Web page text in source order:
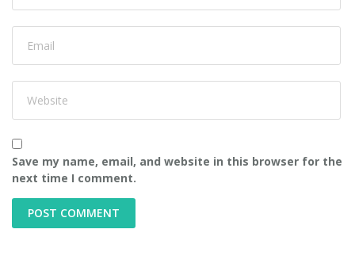
Save my name, email, and website in this browser for the
next time I comment.